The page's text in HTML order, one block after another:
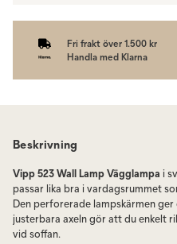
Fri frakt över 1.500 kr
Handla med Klarna
Beskrivning
Vipp 523 Wall Lamp Vägglampa i
passar lika bra i vardagsrummet
Den perforerade lampskärmen
justerbara axeln gör att du enkelt
vid soffan.